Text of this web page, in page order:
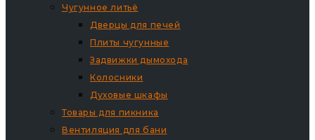
Чугунное литьё
Дверцы для печей
Плиты чугунные
Задвижки дымохода
Колосники
Духовые шкафы
Товары для пикника
Вентиляция для бани